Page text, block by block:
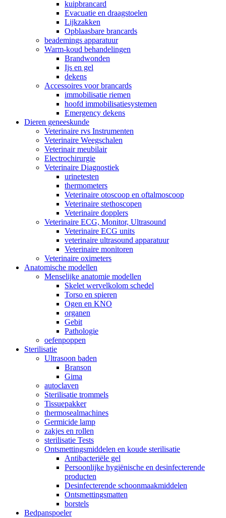
kuipbrancard
Evacuatie en draagstoelen
Lijkzakken
Opblaasbare brancards
beademings apparatuur
Warm-koud behandelingen
Brandwonden
Ijs en gel
dekens
Accessoires voor brancards
immobilisatie riemen
hoofd immobilisatiesystemen
Emergency dekens
Dieren geneeskunde
Veterinaire rvs Instrumenten
Veterinaire Weegschalen
Veterinair meubilair
Electrochirurgie
Veterinaire Diagnostiek
urinetesten
thermometers
Veterinaire otoscoop en oftalmoscoop
Veterinaire stethoscopen
Veterinaire dopplers
Veterinaire ECG, Monitor, Ultrasound
Veterinaire ECG units
veterinaire ultrasound apparatuur
Veterinaire monitoren
Veterinaire oximeters
Anatomische modellen
Menselijke anatomie modellen
Skelet wervelkolom schedel
Torso en spieren
Ogen en KNO
organen
Gebit
Pathologie
oefenpoppen
Sterilisatie
Ultrasoon baden
Branson
Gima
autoclaven
Sterilisatie trommels
Tissuepakker
thermosealmachines
Germicide lamp
zakjes en rollen
sterilisatie Tests
Ontsmettingsmiddelen en koude sterilisatie
Antibacteriële gel
Persoonlijke hygiënische en desinfecterende
producten
Desinfecterende schoonmaakmiddelen
Ontsmettingsmatten
borstels
Bedpanspoeler